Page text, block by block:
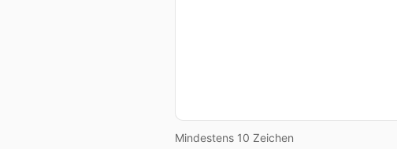
Mindestens 10 Zeichen